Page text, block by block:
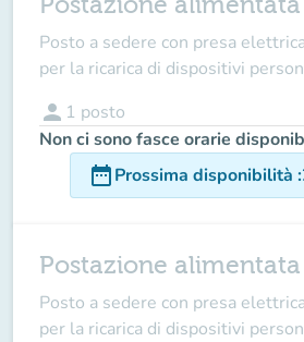
Posto a sedere con presa
per la ricarica di dispositivi
person 1 posto
Non ci sono fasce orarie
date_rangeProssima disponibilità :
Postazione alimentata
Posto a sedere con presa
per la ricarica di dispositivi